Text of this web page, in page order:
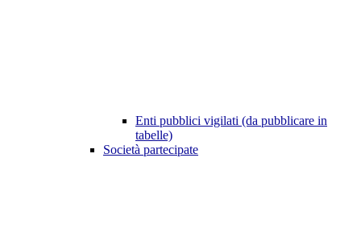
Enti pubblici vigilati (da pubblicare in
tabelle)
Società partecipate